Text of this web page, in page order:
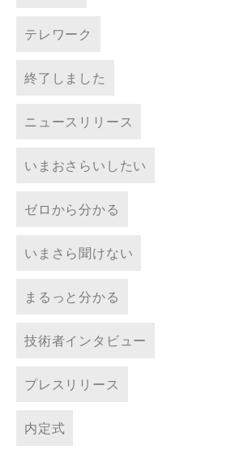
テレワーク
終了しました
ニュースリリース
いまおさらいしたい
ゼロから分かる
いまさら聞けない
まるっと分かる
技術者インタビュー
プレスリリース
内定式